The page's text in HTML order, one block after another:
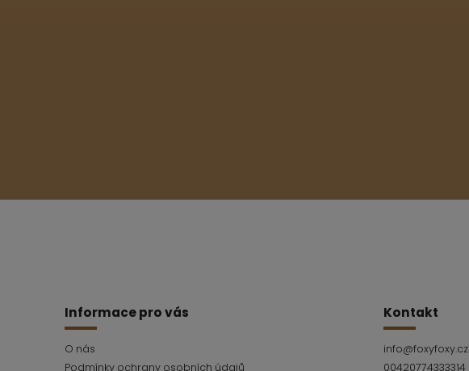
Informace pro vás
O nás
Podmínky ochrany osobních údajů
Kontakt
info@foxyfoxy.cz
00420774333314